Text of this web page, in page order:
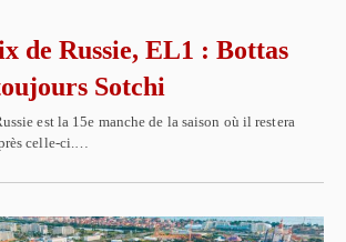
de Russie, EL1 : Bottas
Sotchi
est la 15e manche de la saison où il restera
celle-ci.…